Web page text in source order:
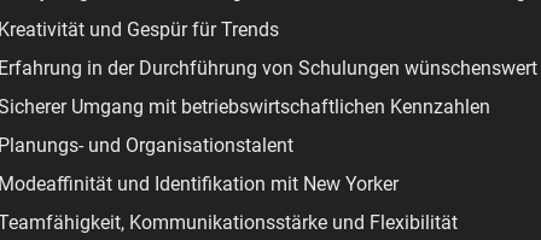
und Gespür für Trends
in der Durchführung von Schulungen wünschenswert
Umgang mit betriebswirtschaftlichen Kennzahlen
und Organisationstalent
und Identifikation mit New Yorker
Kommunikationsstärke und Flexibilität